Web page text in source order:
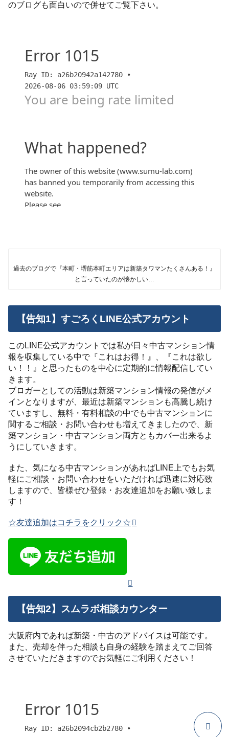
のブログも面白いので併せてご覧下さい。
【大阪】「ブランズタワー大阪本町」42階最上階 共用
施設「アマ・テラス」の価値は？！本町駅新築タワー
マンション9棟の乱「関西マンションすごろく」
過去のブログで『本町・堺筋本町エリアは新築タワマンたくさんある！』
と言っていたのが懐かしい…
【告知1】すごろくLINE公式アカウント
このLINE公式アカウントでは私が日々中古マンション情
報を収集している中で『これはお得！』、『これは欲し
い！！』と思ったものを中心に定期的に情報配信してい
きます。
ブロガーとしての活動は新築マンション情報の発信がメ
インとなりますが、最近は新築マンションも高騰し続け
ていますし、無料・有料相談の中でも中古マンションに
関するご相談・お問い合わせも増えてきましたので、新
築マンション・中古マンション両方ともカバー出来るよ
うにしていきます。
また、気になる中古マンションがあればLINE上でもお気
軽にご相談・お問い合わせをいただければ迅速に対応致
しますので、皆様ぜひ登録・お友達追加をお願い致しま
す！
☆友達追加はコチラをクリック☆
【告知2】スムラボ相談カウンター
大阪府内であれば新築・中古のアドバイスは可能です。
また、売却を伴った相談も自身の経験を踏まえてご回答
させていただきますのでお気軽にご利用ください！
個別マンション 相談カウンター